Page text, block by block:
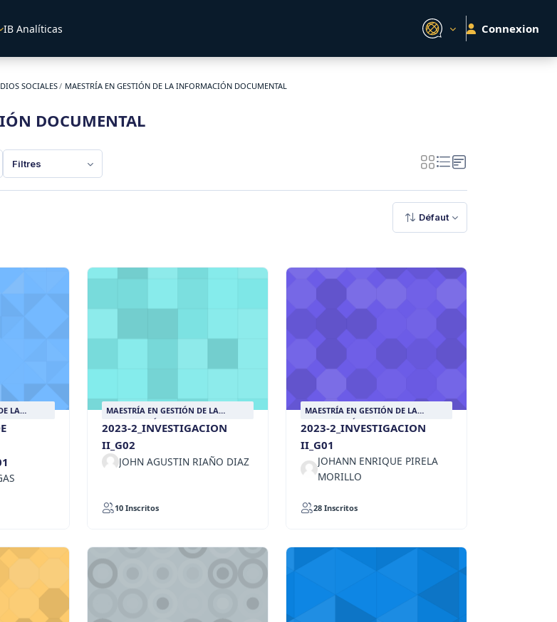
IB Analíticas Connexion
SOCIALES MAESTRÍA EN GESTIÓN DE LA INFORMACIÓN DOCUMENTAL
DOCUMENTAL
DE LA INFORMACIÓN DOCUMENTAL
Filtres
Défaut
LA
MAESTRÍA EN GESTIÓN DE LA
INFORMACIÓN DOCUMENTAL
2023-2_INVESTIGACION
II_G02
JOHN AGUSTIN RIAÑO DIAZ
10 Inscritos
MAESTRÍA EN GESTIÓN DE LA
INFORMACIÓN DOCUMENTAL
2023-2_INVESTIGACION
II_G01
JOHANN ENRIQUE PIRELA
MORILLO
28 Inscritos